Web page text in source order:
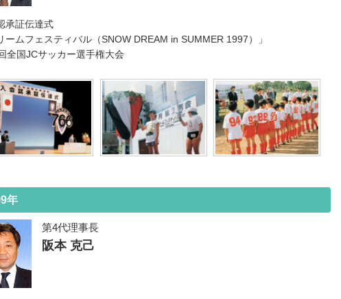
承証伝達式
ームフェスティバル（SNOW DREAM in SUMMER 1997）」
全国JCサッカー選手権大会
年
第4代理事長
阪本 克己